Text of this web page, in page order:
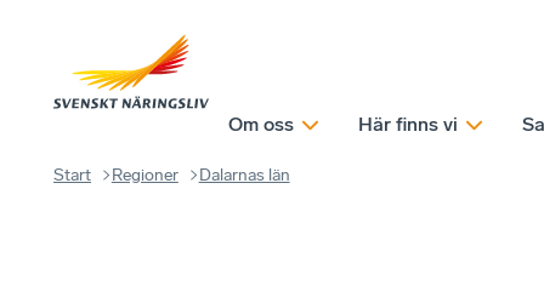
Om oss Här finns vi
Start Regioner Dalarnas län